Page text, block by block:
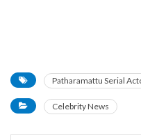
Patharamattu Serial
Celebrity News